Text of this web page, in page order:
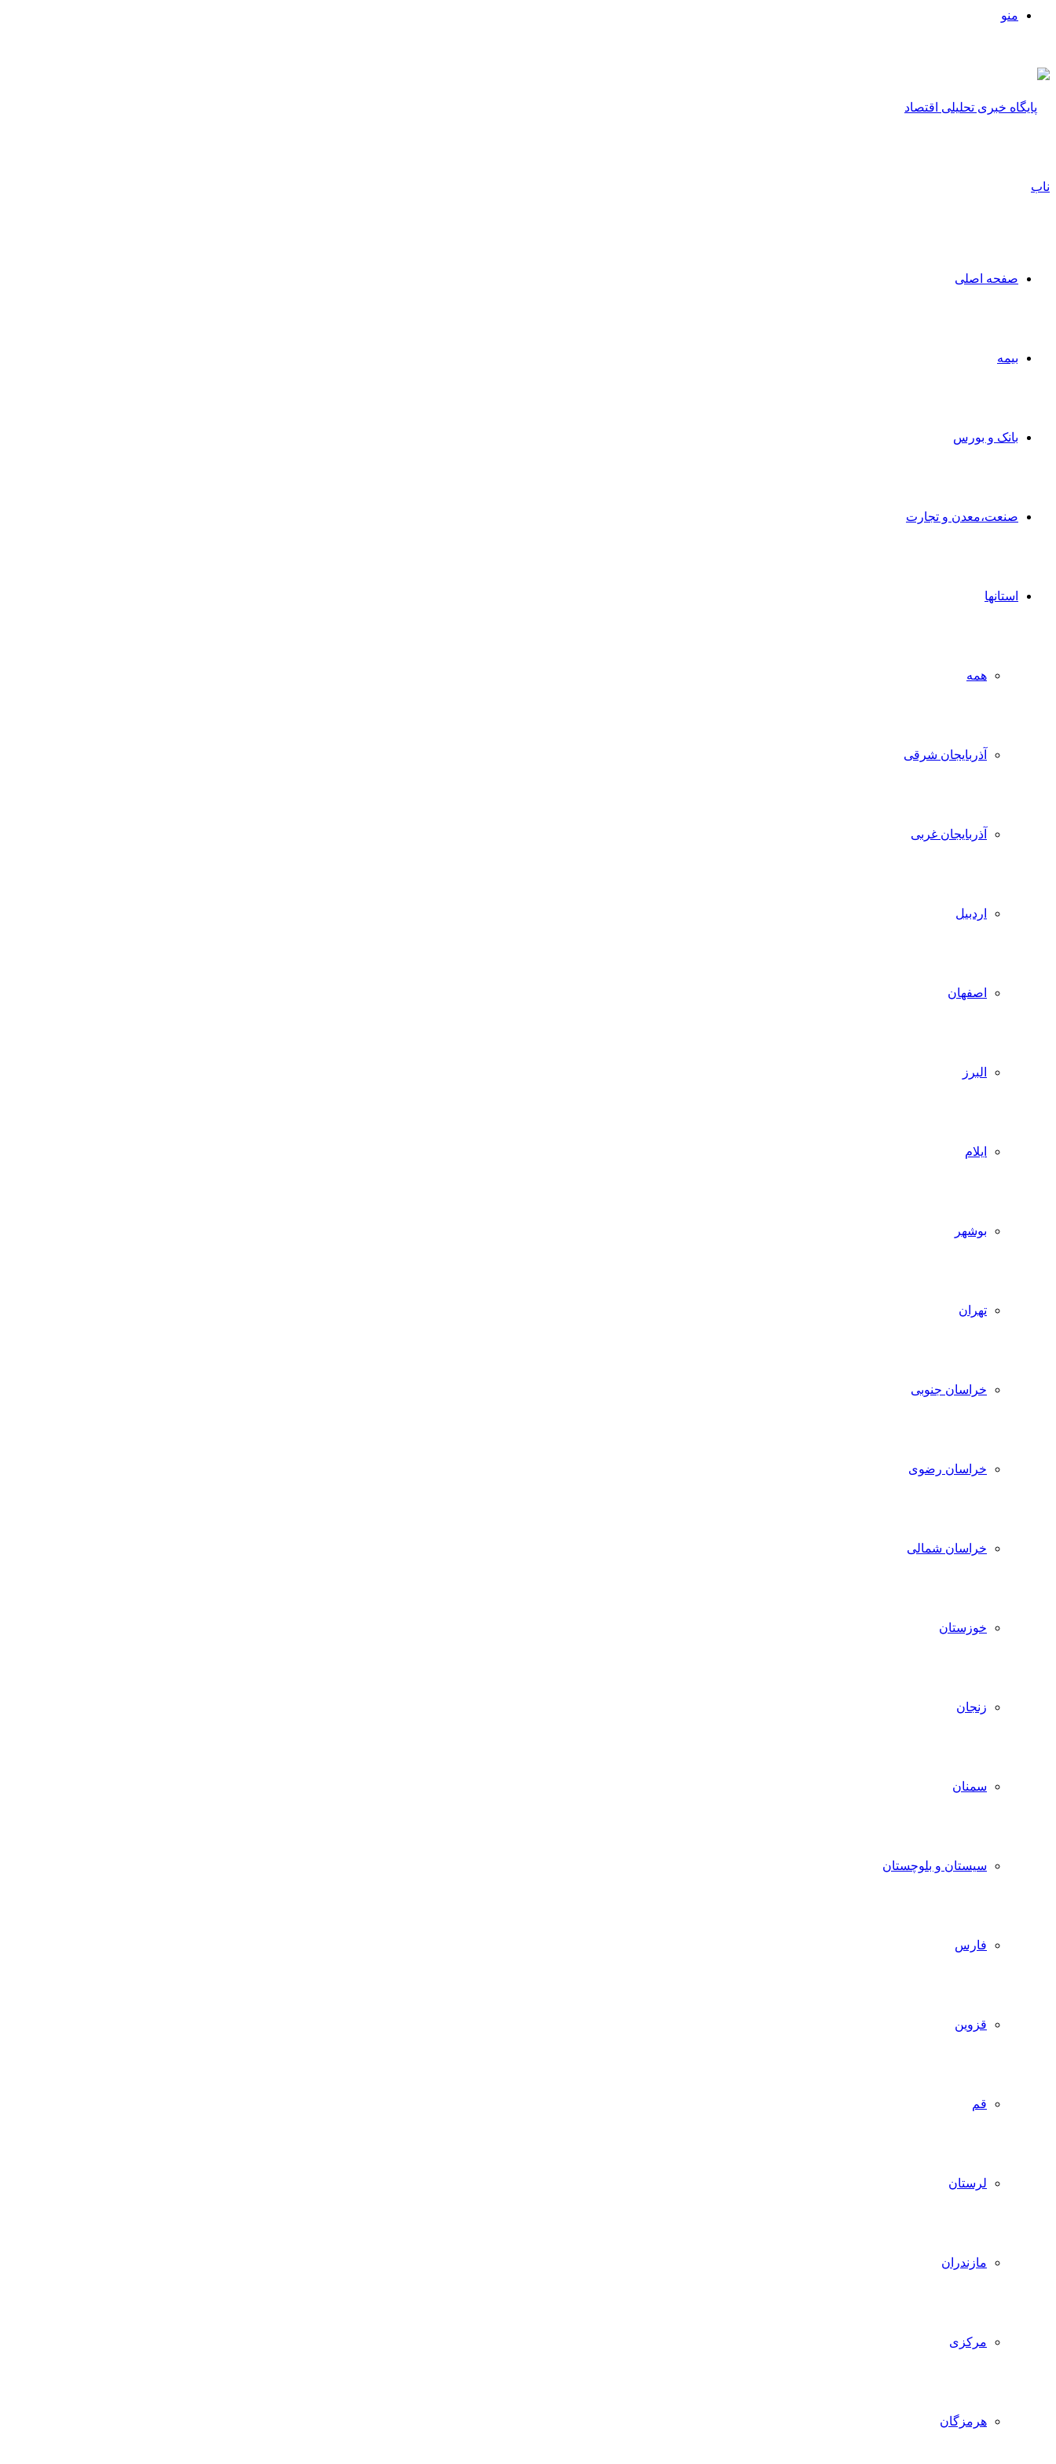
منو
صفحه اصلی
بیمه
بانک و بورس
صنعت،معدن و تجارت
استانها
همه
آذربایجان شرقی
آذربایجان غربی
اردبیل
اصفهان
البرز
ایلام
بوشهر
تهران
خراسان جنوبی
خراسان رضوی
خراسان شمالی
خوزستان
زنجان
سمنان
سیستان و بلوچستان
فارس
قزوین
قم
لرستان
مازندران
مرکزی
هرمزگان